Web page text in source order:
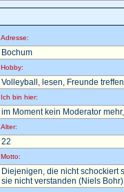
Adresse:
Bochum
Hobby:
Volleyball, lesen, Freunde
Ich bin hier:
im Moment kein Moderator
Alter:
22
Motto:
Diejenigen, die nicht schockiert
sie nicht verstanden (Niels Bohr)